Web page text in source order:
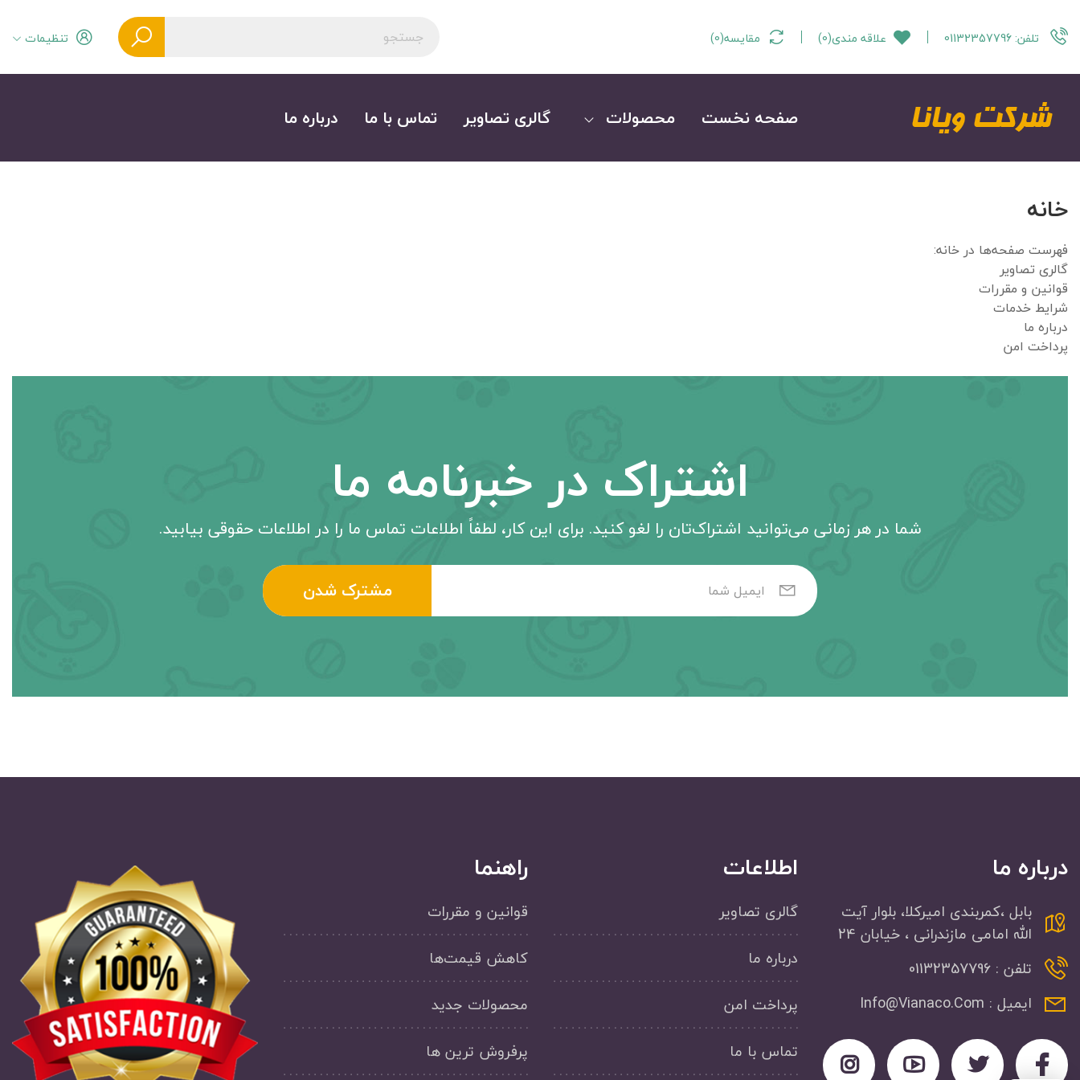
تلفن: علاقه مندی(
0
) مقایسه(
0
) تنظیمات
صفحه نخست محصولات گالری تصاویر تماس با ما درباره ما
خانه
فهرست صفحه‌ها در خانه:
گالری تصاویر
قوانین و مقررات
شرایط خدمات
درباره ما
پرداخت امن
اشتراک در خبرنامه ما
شما در هر زمانی می‌توانید اشتراک‌تان را لغو کنید. برای این کار، لطفاً اطلاعات تماس ما را در اطلاعات حقوقی بیابید.
درباره ما
بابل ،کمربندی امیرکلا، بلوار آیت
الله امامی مازندرانی ، خیابان 24
تلفن : 01132357796
ایمیل : Info@Vianaco.Com
اطلاعات
گالری تصاویر
درباره ما
پرداخت امن
تماس با ما
راهنما
قوانین و مقررات
کاهش قیمت‌ها
محصولات جدید
پرفروش ترین ها